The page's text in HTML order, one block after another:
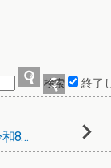
終了
認知症の症状を軽くする4つのケアの講習会(令和8年8月17日)